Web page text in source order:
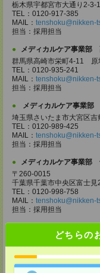
どちらの
栃木県宇都宮市大通り2-
TEL：0120-917-385
MAIL： tenshoku@nikken-
担当：採用担当
メディカルケア事業部
群馬県高崎市栄町4-11 原
TEL：0120-935-241
MAIL： tenshoku@nikken-
担当：採用担当
メディカルケア事業部
埼玉県さいたま市大宮区
TEL：0120-989-425
MAIL： tenshoku@nikken-
担当：採用担当
メディカルケア事業部
〒260-0015
千葉県千葉市中央区富士
TEL：0120-998-758
MAIL： tenshoku@nikken-
担当：採用担当
千葉県柏市末広町5-19
TEL：0120-935-218
MAIL：tenshoku@nikken-
担当：採用担当